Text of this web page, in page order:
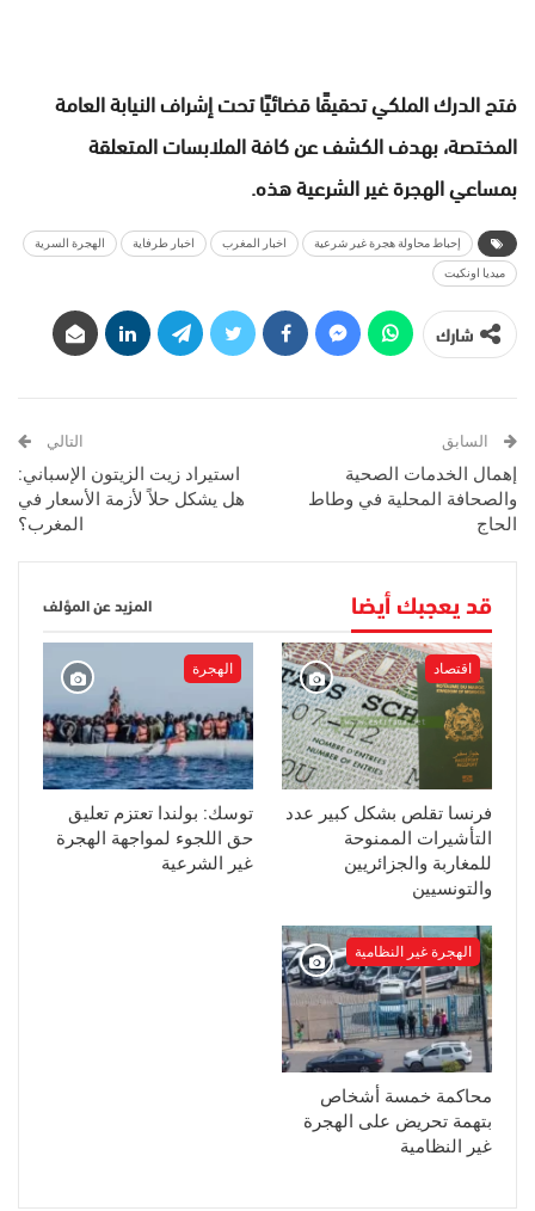
فتح الدرك الملكي تحقيقًا قضائيًا تحت إشراف النيابة العامة
المختصة، بهدف الكشف عن كافة الملابسات المتعلقة
بمساعي الهجرة غير الشرعية هذه.
إحباط محاولة هجرة غير شرعية اخبار المغرب اخبار طرفاية الهجرة السرية
ميديا اونكيت
شارك
السابق
إهمال الخدمات الصحية
والصحافة المحلية في وطاط
الحاج
التالي
استيراد زيت الزيتون الإسباني:
هل يشكل حلاً لأزمة الأسعار في
المغرب؟
قد يعجبك أيضا المزيد عن المؤلف
اقتصاد
فرنسا تقلص بشكل كبير عدد
التأشيرات الممنوحة
للمغاربة والجزائريين
والتونسيين
الهجرة
توسك: بولندا تعتزم تعليق
حق اللجوء لمواجهة الهجرة
غير الشرعية
الهجرة غير النظامية
محاكمة خمسة أشخاص
بتهمة تحريض على الهجرة
غير النظامية